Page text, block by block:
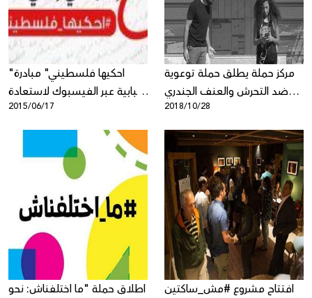
"احكيها فلسطيني" مبادرة
شبابية عبر الفيسبوك لاستعادة
هويتنا الثقافية
2015/06/17
مركز حملة يطلق حملة توعوية
ضد التحرش والعنف الجندري
على شبكة الانترنت
2018/10/28
اطلاق حملة "ما اختلفناش: نحو
افتتاح مشروع #مش_ساكتين